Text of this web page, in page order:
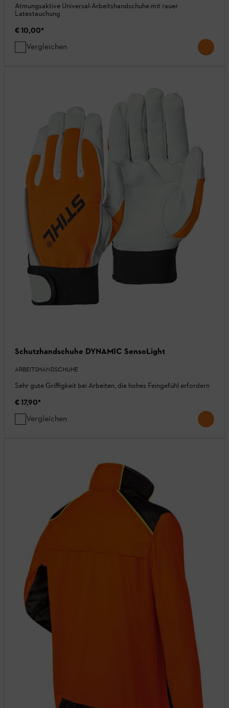
Atmungsaktive Universal-Arbeitshandschuhe mit rauer
Latextauchung
€ 10,00*
Vergleichen
Schutzhandschuhe DYNAMIC SensoLight
ARBEITSHANDSCHUHE
Sehr gute Griffigkeit bei Arbeiten, die hohes Feingefühl erfordern
€ 17,90*
Vergleichen